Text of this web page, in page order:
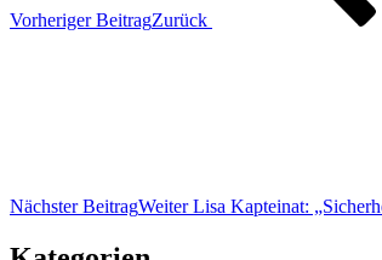
Vorheriger BeitragZurück
Nächster BeitragWeiter Lisa Kapteinat: